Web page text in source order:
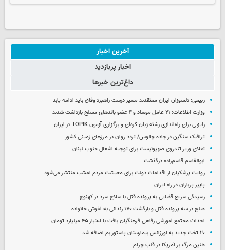
آخرین اخبار
اخبار پربازدید
داغ‌ترین خبرها
ربیعی: دلسوزان ایران معتقدند مسیر درست راهبرد وفاق باید ادامه یابد
وزارت اطلاعات: ۲۱ عامل موساد و ۴ عضو باندهای مسلح بازداشت شدند
رایزنی برای راه‌اندازی رشته زبان کره‌ای و برگزاری آزمون TOPIK در ایران
ترافیک سنگین در جاده چالوس/ تردد روان در مرزهای زمینی کشور
تقلای وزیر تندروی صهیونیست برای توجیه اشغال جنوب لبنان
ابوالقاسم قاسم‌زاده درگذشت
روایت پزشکیان از اقدامات دولت برای معیشت مردم امشب منتشر می‌شود
پاییز پرباران در راه ایران
رسیدگی سریع قضایی به پرونده قتل با سلاح سرد در کهنوج
صلح در سه پرونده قتل و بازگشت ۱۷۰ زندانی به آغوش خانواده
احداث مجتمع آموزشی رفاهی فرهنگیان بافت با اعتبار ۴۵ میلیارد تومان
۲۰ تخت جدید به اورژانس بیمارستان پاستور بم اضافه شد
طنین مرگ بر آمریکا در قلب چرام